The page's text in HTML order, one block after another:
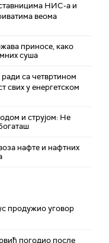
НИС-а и
веома
приносе, како
суша
са четвртином
свих у енергетском
и струјом: Не
нафте и нафтних
продужио уговор
погодио после